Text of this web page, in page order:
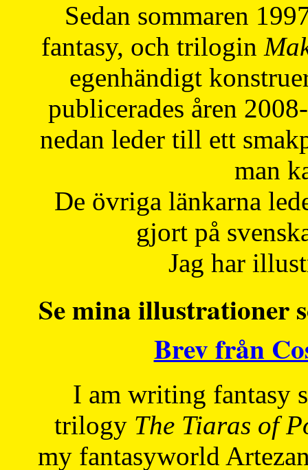
Sedan sommaren
fantasy, och trilogin
egenhändigt
publicerades åren
nedan leder till ett
man
De övriga länkarna
gjort på
Jag har
Se mina illustrationer
Brev från
I am writing fantasy
trilogy The Tiaras of
my fantasyworld